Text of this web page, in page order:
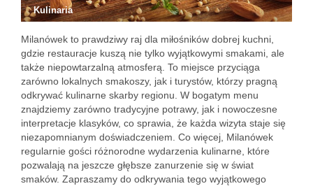
Kulinaria
Milanówek to prawdziwy raj dla miłośników dobrej kuchni,
gdzie restauracje kuszą nie tylko wyjątkowymi smakami, ale
także niepowtarzalną atmosferą. To miejsce przyciąga
zarówno lokalnych smakoszy, jak i turystów, którzy pragną
odkrywać kulinarne skarby regionu. W bogatym menu
znajdziemy zarówno tradycyjne potrawy, jak i nowoczesne
interpretacje klasyków, co sprawia, że każda wizyta staje się
niezapomnianym doświadczeniem. Co więcej, Milanówek
regularnie gości różnorodne wydarzenia kulinarne, które
pozwalają na jeszcze głębsze zanurzenie się w świat
smaków. Zapraszamy do odkrywania tego wyjątkowego